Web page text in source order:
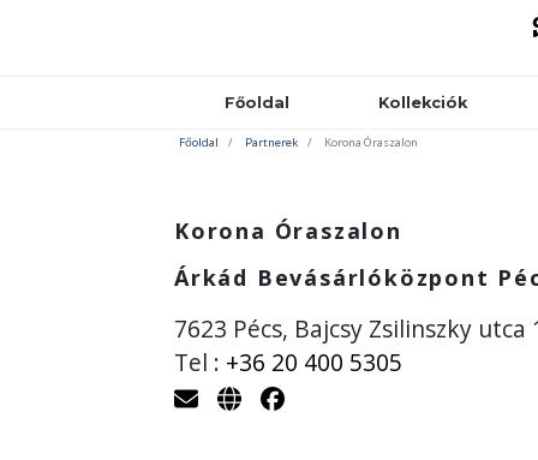
Főoldal Kollekciók
Főoldal Partnerek Korona Óraszalon
Korona Óraszalon
Árkád Bevásárlóközpont
7623 Pécs, Bajcsy Zsilinszky utca
Tel : +36 20 400 5305